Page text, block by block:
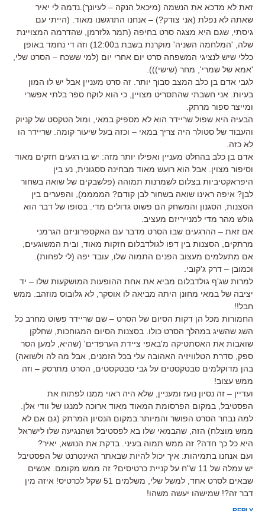
זאת לא מדכא את הנשמה (מיכאל הנקה – לעיונך).נדמה לי יאיר
שאתה לא נפלת (אני צודק?) – אנחנו התרגשנו מאוד. (הייתי עם
גיסתי, שגם היא מצגה סרט בחיפה (תמר גלזרמן, שהדרמה המצויינת
שלה, 'המלחמה השניה' מוקרנת בשבת ב12:00) וזה די נחמד באופן
כללי שיש לנציגי המשפחה סרט יום אחרי יום (למי ששכח – הסרט שלי,
'אמא של שמרי', מחר (שישי))).
לגבי אדם בן כלב המצב סבוך יותר. זה סרט מעניין אבל יש לו המון
בעיות. אני חשבתי שהתסריט מצויין, כי הוא לוקח ספר בלתי אפשרי
ומייצר ספור מרתק.
הבעיה היא שפול שריידר הוא לא מספיק במאי, ומול הטקסט של קניוק
והעבוד של סטולר היה צריך במאי – וכזה בעל שיעור קומה. שריידר הו
לא כזה.
אדם בן כלב בהחלט מעניין ואפילו יותר מזה: יש בו רגעים חזקים מאוד
וסיפור מצוין. אבל הוא רועש מאוד מבחינה ססגונית, נע בין
היפראקטיביות בצלום לשמרנות תמוהה (פלשבקים של שואה בשחור
לבן? איפה ראינו שואה בשחור לבן קודם? הממממ), והפערים בין
הסצנות, הסגנון והמשחק הם פשוט גדולים מדי. בסופו של דבר הוא
גולש מהר מדי למנייריזם מעציב.
אם זאת – ההרגעים שבו הסרט מדבר עם האקספרוניזם הגרמני
מרתקים, הסצנות בין דפו לגולדבלום חזקות מאוד, ובית המשוגעים,
אם מתעלמים מעצוב הפנים התמוה שלו, עובד יפה (לי לפחות).
וכמובן – דרק ג'קובי.
למרות שג'ף גולדבלום מביא את אחת ההופעות המושקעות שלו – יד
יציבה של במאי מחונן היתה מביאה לו אוסקר, לא גלובוס מוזהב. ממש
חבל!!
החמורות מכל הן דקות הסיום של הסרט – שם שריידר פשוט מחרב כל
השג שהשיג במהלך הסרט כולו. בסצנות הסיום המגוחכות, שחלקן
שואבות את האסתטיקה מ'באפי ציידת הערפדים' (שהיא, למען הסר
ספק, סדרת הטלוויזיה האהובה עלי בכל הזמנים, אבל מה לה ולשואה)
בהן מדוקלמים סבטקסטים על גבי סבטקסטים, הסרט מתרסק – וזה
ממש עצוב!
ועדיין – זה נסיון נועז ומעניין, שלא היה ראוי ממנו לפתוח את
הפסטיבל, במקום הפרסומת המאוד מאוד ארוכה למנגו של וודי אלן.
למה נבחר הסרט הפושר והמיותר במקום הנסיון המרתק (גם אם לא
ממש מוצלח) הזה, שהבמאי שלו בא לפסטיבל ושהנגיעה שלו לישראל
היא כל כך חדה? זה ממש תמוה בעיני. בדקת את הנושא, יאיר?
ועם אנחנו בתמיהות: איך יכול להיות שבאתר האינטרנט של הפסטיבל
יש עמלה של 11 ש"ח על קניית כרטיסים? זה ממש מקומם. אנשים
שבאים לסרט אחד, למשל שלי, משלמים 51 שקל לכרטיס! איזה מין
דבר זה?! שמישהו יעשה משהו!